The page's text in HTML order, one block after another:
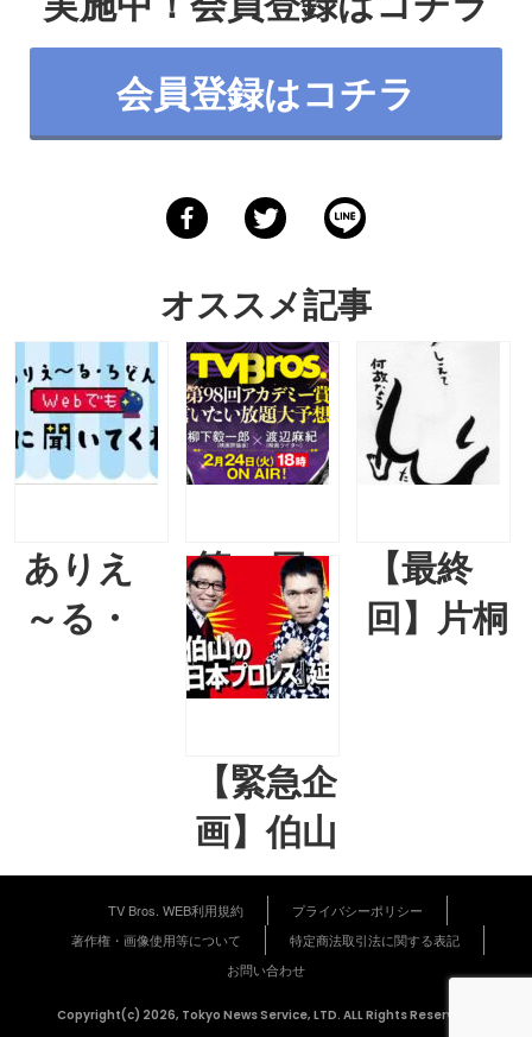
会員登録はコチラ
オススメ記事
ありえ
～る・
てく
【2026
年3月】
第98回
アカデ
ミー賞
大予想！
【柳下毅
一郎×渡
辺麻紀
月刊 映
画言い
たい放
【最終
回】片桐
しりた
がりだ
から
「あり
【緊急企
画】伯山
＆清野
の世界
最強キ
TV Bros. WEB利用規約
プライバシーポリシー
著作権・画像使用等について
特定商法取引法に関する表記
お問い合わせ
Copyright(c) 2026, Tokyo News Service, LTD. ALL Rights Reserved.